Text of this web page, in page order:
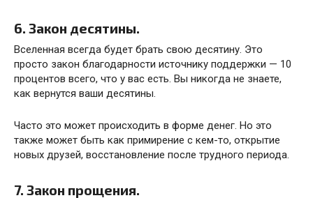
6. Закон десятины.
Вселенная всегда будет брать свою десятину. Это
просто закон благодарности источнику поддержки — 10
процентов всего, что у вас есть. Вы никогда не знаете,
как вернутся ваши десятины.
Часто это может происходить в форме денег. Но это
также может быть как примирение с кем-то, открытие
новых друзей, восстановление после трудного периода.
7. Закон прощения.